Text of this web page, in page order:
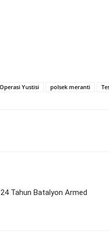
Operasi Yustisi polsek meranti
Tahun Batalyon Armed